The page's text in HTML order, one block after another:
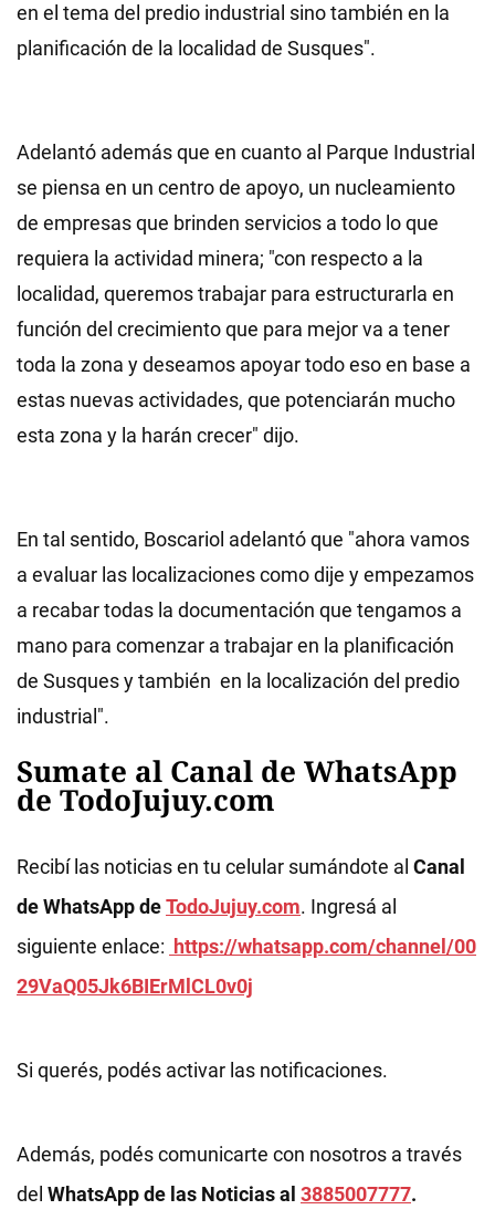
en el tema del predio industrial sino también en la
planificación de la localidad de Susques".
Adelantó además que en cuanto al Parque Industrial
se piensa en un centro de apoyo, un nucleamiento
de empresas que brinden servicios a todo lo que
requiera la actividad minera; "con respecto a la
localidad, queremos trabajar para estructurarla en
función del crecimiento que para mejor va a tener
toda la zona y deseamos apoyar todo eso en base a
estas nuevas actividades, que potenciarán mucho
esta zona y la harán crecer" dijo.
En tal sentido, Boscariol adelantó que "ahora vamos
a evaluar las localizaciones como dije y empezamos
a recabar todas la documentación que tengamos a
mano para comenzar a trabajar en la planificación
de Susques y también en la localización del predio
industrial".
Sumate al Canal de WhatsApp
de TodoJujuy.com
Recibí las noticias en tu celular sumándote al Canal
de WhatsApp deTodoJujuy.com. Ingresá al
siguiente enlace: https://whatsapp.com/channel/00
29VaQ05Jk6BIErMlCL0v0j
Si querés, podés activar las notificaciones.
Además, podés comunicarte con nosotros a través
del WhatsApp de las Noticias al 3885007777.